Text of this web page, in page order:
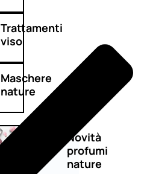
Trattamenti
viso
Maschere
nature
Novità
profumi
nature